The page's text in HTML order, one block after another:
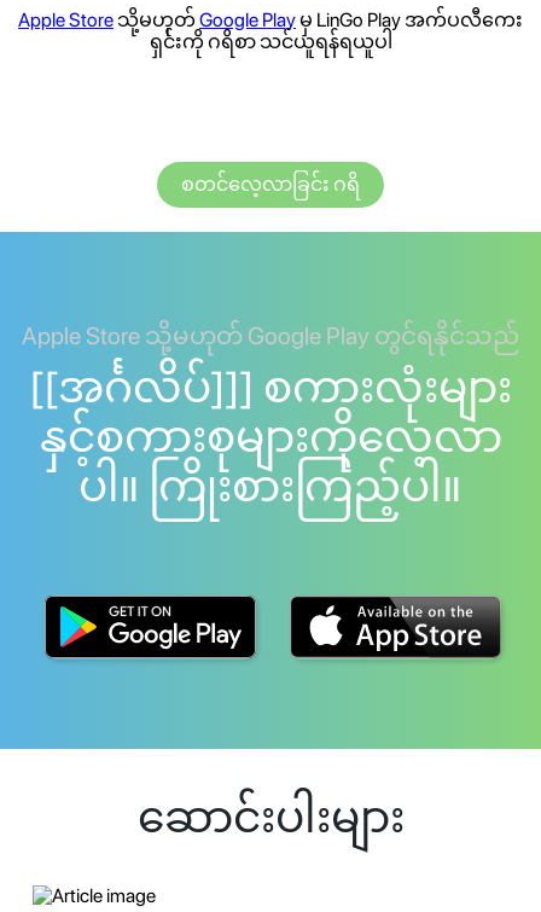
Apple Store သို့မဟုတ် Google Play မှ LinGo Play အက်ပလီကေး
ရှင်းကို ဂရိစာ သင်ယူရန်ရယူပါ
စတင်လေ့လာခြင်း ဂရိ
Apple Store သို့မဟုတ် Google Play တွင်ရနိုင်သည်
[[အင်္ဂလိပ်]]] စကားလုံးများ
နှင့်စကားစုများကိုလေ့လာ
ပါ။ ကြိုးစားကြည့်ပါ။
ဆောင်းပါးများ